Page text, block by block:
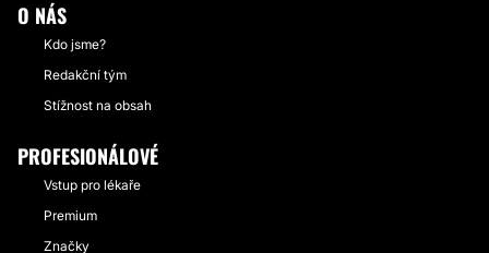
O NÁS
Kdo jsme?
Redakční tým
Stížnost na obsah
PROFESIONÁLOVÉ
Vstup pro lékaře
Premium
Značky